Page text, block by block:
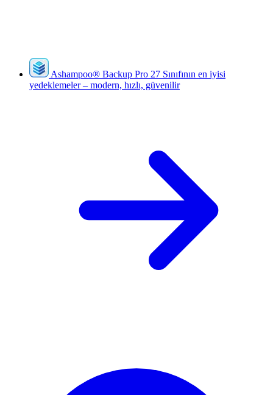
Ashampoo® Backup Pro 27 Sınıfının en iyisi
yedeklemeler – modern, hızlı, güvenilir